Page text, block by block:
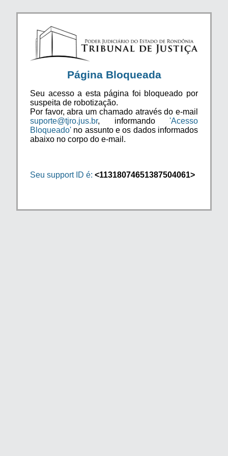
Página Bloqueada
Seu acesso a esta página foi bloqueado por
suspeita de robotização.
Por favor, abra um chamado através do e-mail
suporte@tjro.jus.br, informando 'Acesso
Bloqueado' no assunto e os dados informados
abaixo no corpo do e-mail.
Seu support ID é: <11318074651387504061>